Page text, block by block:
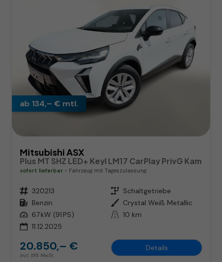
ab 134,– € mtl.
Mitsubishi ASX
Plus MT SHZ LED+ Keyl LM17 CarPlay PrivG Kam
sofort lieferbar Fahrzeug mit Tageszulassung
Fahrzeugnr. 320213 Getriebe Schaltgetriebe
Kraftstoff Benzin Außenfarbe Crystal Weiß Metallic
Leistung 67 kW (91 PS) Kilometerstand 10 km
11.12.2025
20.850,– €
incl. 19% MwSt.
Details